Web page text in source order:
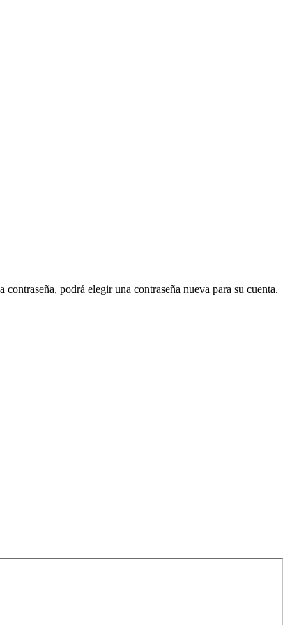
podrá elegir una contraseña nueva para su cuenta.